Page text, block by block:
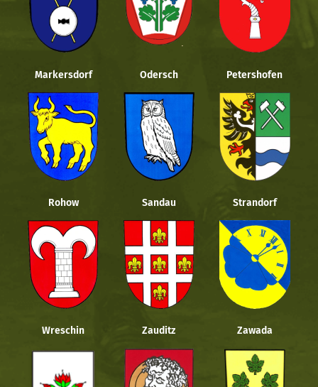
Markersdorf Odersch Petershofen
Rohow Sandau Strandorf
Wreschin Zauditz Zawada